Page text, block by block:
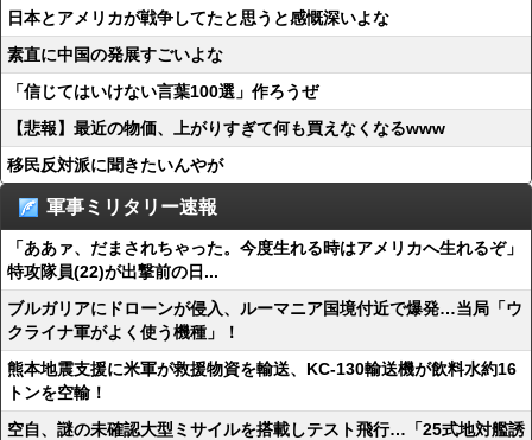
日本とアメリカが戦争してたと思うと感慨深いよな
素直に中国の発展すごいよな
「信じてはいけない言葉100選」作ろうぜ
【悲報】最近の物価、上がりすぎて何も買えなくなるwww
移民反対派に聞きたいんやが
軍事ミリタリー速報
「ああァ、だまされちゃった。今度生れる時はアメリカへ生れるぞ」
特攻隊員(22)が出撃前の日...
ブルガリアにドローンが侵入、ルーマニア国境付近で爆発…当局「ウ
クライナ軍がよく使う機種」！
熊本地震支援に米軍が救援物資を輸送、KC-130輸送機が飲料水約16
トンを空輸！
空自、謎の未確認大型ミサイルを搭載しテスト飛行…「25式地対艦誘